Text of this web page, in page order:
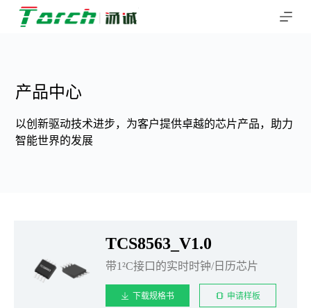
跳
产品中心
以创新驱动技术进步，为客户提供卓越的芯片产品，助力
智能世界的发展
TCS8563_V1.0
带1²C接口的实时时钟/日历芯片
下载规格书 申请样板